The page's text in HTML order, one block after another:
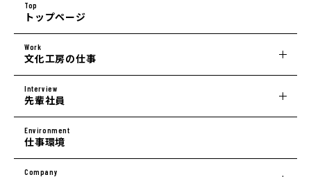
Top
トップページ
Work
文化工房の仕事
Interview
先輩社員
Environment
仕事環境
Company